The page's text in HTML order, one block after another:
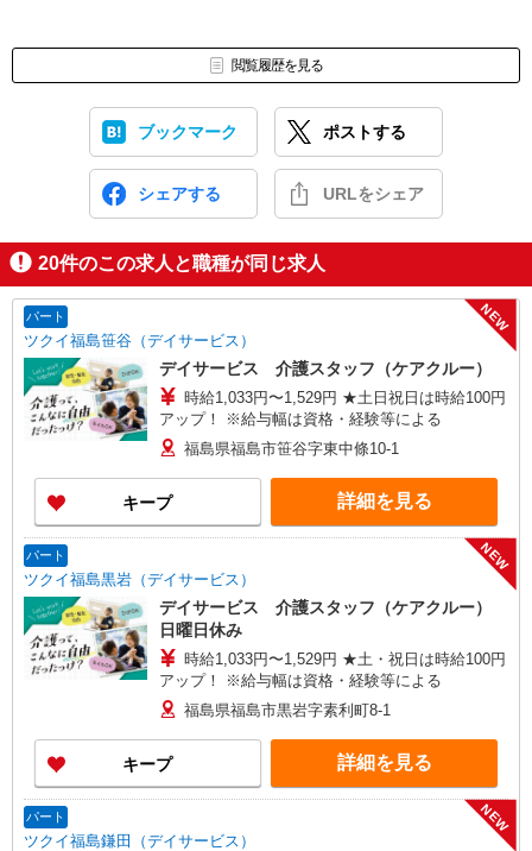
閲覧履歴を見る
ブックマーク ポストする
シェアする URLをシェア
20件のこの求人と職種が同じ求人
パート
ツクイ福島笹谷（デイサービス）
NEW
デイサービス 介護スタッフ（ケアクルー）
時給1,033円〜1,529円 ★土日祝日は時給100円
アップ！ ※給与幅は資格・経験等による
福島県福島市笹谷字東中條10-1
キープ 詳細を見る
パート
ツクイ福島黒岩（デイサービス）
NEW
デイサービス 介護スタッフ（ケアクルー）
日曜日休み
時給1,033円〜1,529円 ★土・祝日は時給100円
アップ！ ※給与幅は資格・経験等による
福島県福島市黒岩字素利町8-1
キープ 詳細を見る
パート
ツクイ福島鎌田（デイサービス）
NEW